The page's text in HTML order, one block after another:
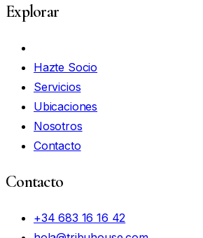
Explorar
Hazte Socio
Servicios
Ubicaciones
Nosotros
Contacto
Contacto
+34 683 16 16 42